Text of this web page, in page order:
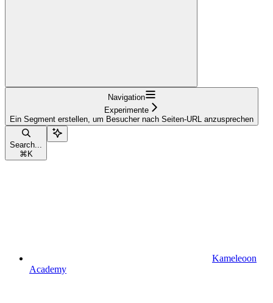
Navigation
Experimente
Ein Segment erstellen, um Besucher nach Seiten-URL anzusprechen
Search...
⌘ K
Kameleoon
Academy